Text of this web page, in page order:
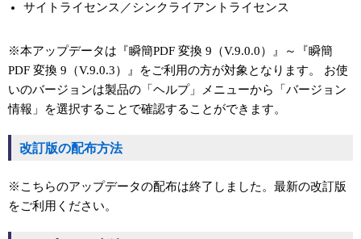
サイトライセンス／シンクライアントライセンス
※本アップデータは『瞬簡PDF 変換 9（V.9.0.0）』～『瞬簡
PDF 変換 9（V.9.0.3）』をご利用の方が対象となります。 お使
いのバージョンは製品の「ヘルプ」メニューから「バージョン
情報」を選択することで確認することができます。
改訂版の配布方法
※こちらのアップデータの配布は終了しました。最新の改訂版
をご利用ください。